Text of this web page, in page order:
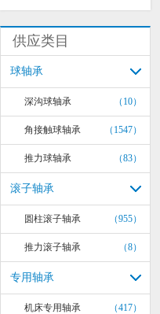
供应类目
球轴承
深沟球轴承 （10）
角接触球轴承 （1547）
推力球轴承 （83）
滚子轴承
圆柱滚子轴承 （955）
推力滚子轴承 （8）
专用轴承
机床专用轴承 （417）